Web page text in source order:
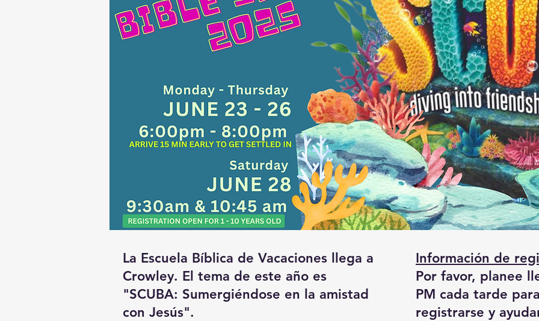
La Escuela Bíblica de Vacaciones llega a
Crowley. El tema de este año es
"SCUBA: Sumergiéndose en la amistad
con Jesús".
Información de
Por favor, planee
PM cada tarde
registrarse y